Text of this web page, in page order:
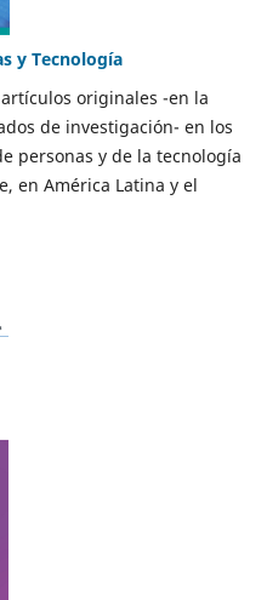
y Tecnología
originales -en la
de investigación- en los
personas y de la tecnología
en América Latina y el